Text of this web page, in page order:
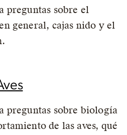
preguntas sobre el
general, cajas nido y el
preguntas sobre biología
de las aves, qué